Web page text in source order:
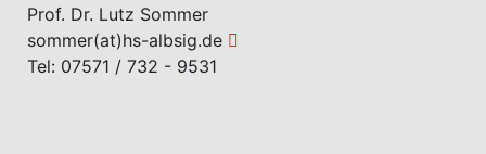
Prof. Dr. Lutz Sommer
sommer(at)hs-albsig.de
Tel: 07571 / 732 - 9531